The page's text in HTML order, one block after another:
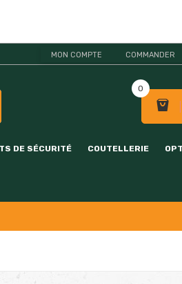
MON COMPTE COMMANDER
0
DE SÉCURITÉ COUTELLERIE